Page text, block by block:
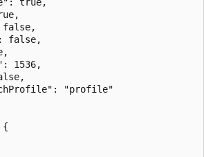
false,
1536,
"profile"
{